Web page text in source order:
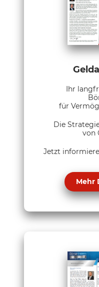
Ihr
für
Die
von
Jetzt
Mehr